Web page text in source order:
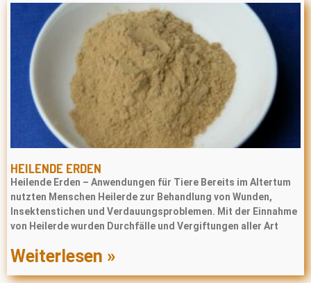
HEILENDE ERDEN
Heilende Erden – Anwendungen für Tiere Bereits im Altertum
nutzten Menschen Heilerde zur Behandlung von Wunden,
Insektenstichen und Verdauungsproblemen. Mit der Einnahme
von Heilerde wurden Durchfälle und Vergiftungen aller Art
Weiterlesen »